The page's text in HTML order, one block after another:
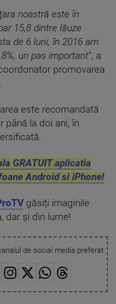
noastră este în
15,8 dintre lăuze
de 6 luni, în 2016 am
un pas important”, a
promovarea
este recomandată
până la doi ani, în
GRATUIT aplicatia
Android si iPhone!
găsiți imaginile
dar și din lume!
de social media preferat: